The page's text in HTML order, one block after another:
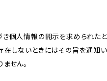
個人情報の開示を求められた
しないときにはその旨を通知い
せん。